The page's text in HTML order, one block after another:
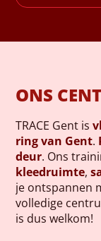
ONS
TRACE Gent is
ring van Gent.
deur. Ons
kleedruimte,
je ontspannen
volledige
is dus welkom!